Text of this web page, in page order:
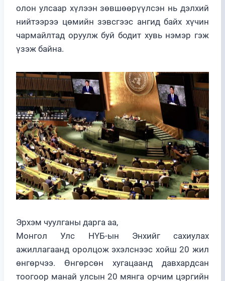
олон улсаар хүлээн зөвшөөрүүлсэн нь дэлхий
нийтээрээ цөмийн зэвсгээс ангид байх хүчин
чармайлтад оруулж буй бодит хувь нэмэр гэж
үзэж байна.
Эрхэм чуулганы дарга аа,
Монгол Улс НҮБ-ын Энхийг сахиулах
ажиллагаанд оролцож эхэлснээс хойш 20 жил
өнгөрчээ. Өнгөрсөн хугацаанд давхардсан
тоогоор манай улсын 20 мянга орчим цэргийн